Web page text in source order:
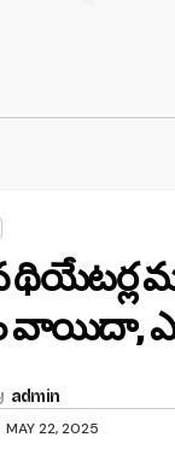
థియేటర్ల
వాయిదా,
admin
MAY 22, 2025